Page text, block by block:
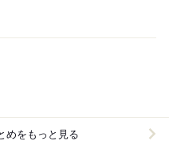
めをもっと見る